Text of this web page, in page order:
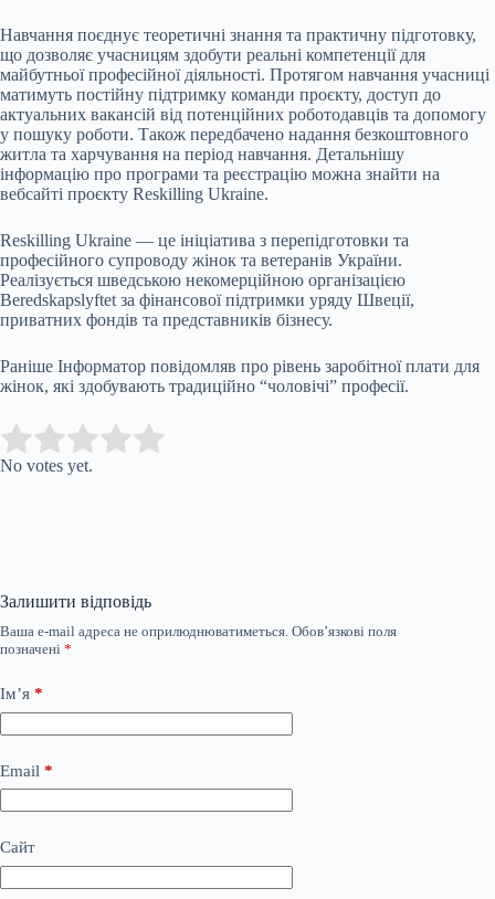
Навчання поєднує теоретичні знання та практичну підготовку,
що дозволяє учасницям здобути реальні компетенції для
майбутньої професійної діяльності. Протягом навчання учасниці
матимуть постійну підтримку команди проєкту, доступ до
актуальних вакансій від потенційних роботодавців та допомогу
у пошуку роботи. Також передбачено надання безкоштовного
житла та харчування на період навчання. Детальнішу
інформацію про програми та реєстрацію можна знайти на
вебсайті проєкту Reskilling Ukraine.
Reskilling Ukraine — це ініціатива з перепідготовки та
професійного супроводу жінок та ветеранів України.
Реалізується шведською некомерційною організацією
Beredskapslyftet за фінансової підтримки уряду Швеції,
приватних фондів та представників бізнесу.
Раніше Інформатор повідомляв про рівень заробітної плати для
жінок, які здобувають традиційно “чоловічі” професії.
Rate this item:
No votes yet.
Залишити відповідь
Ваша e-mail адреса не оприлюднюватиметься. Обов’язкові поля
позначені *
Ім’я *
Email *
Сайт